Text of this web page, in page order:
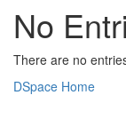
No
There are no
DSpace Home